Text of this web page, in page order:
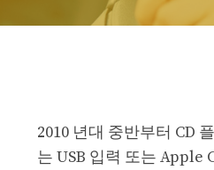
2010 년대 중반부터 CD
는 USB 입력 또는